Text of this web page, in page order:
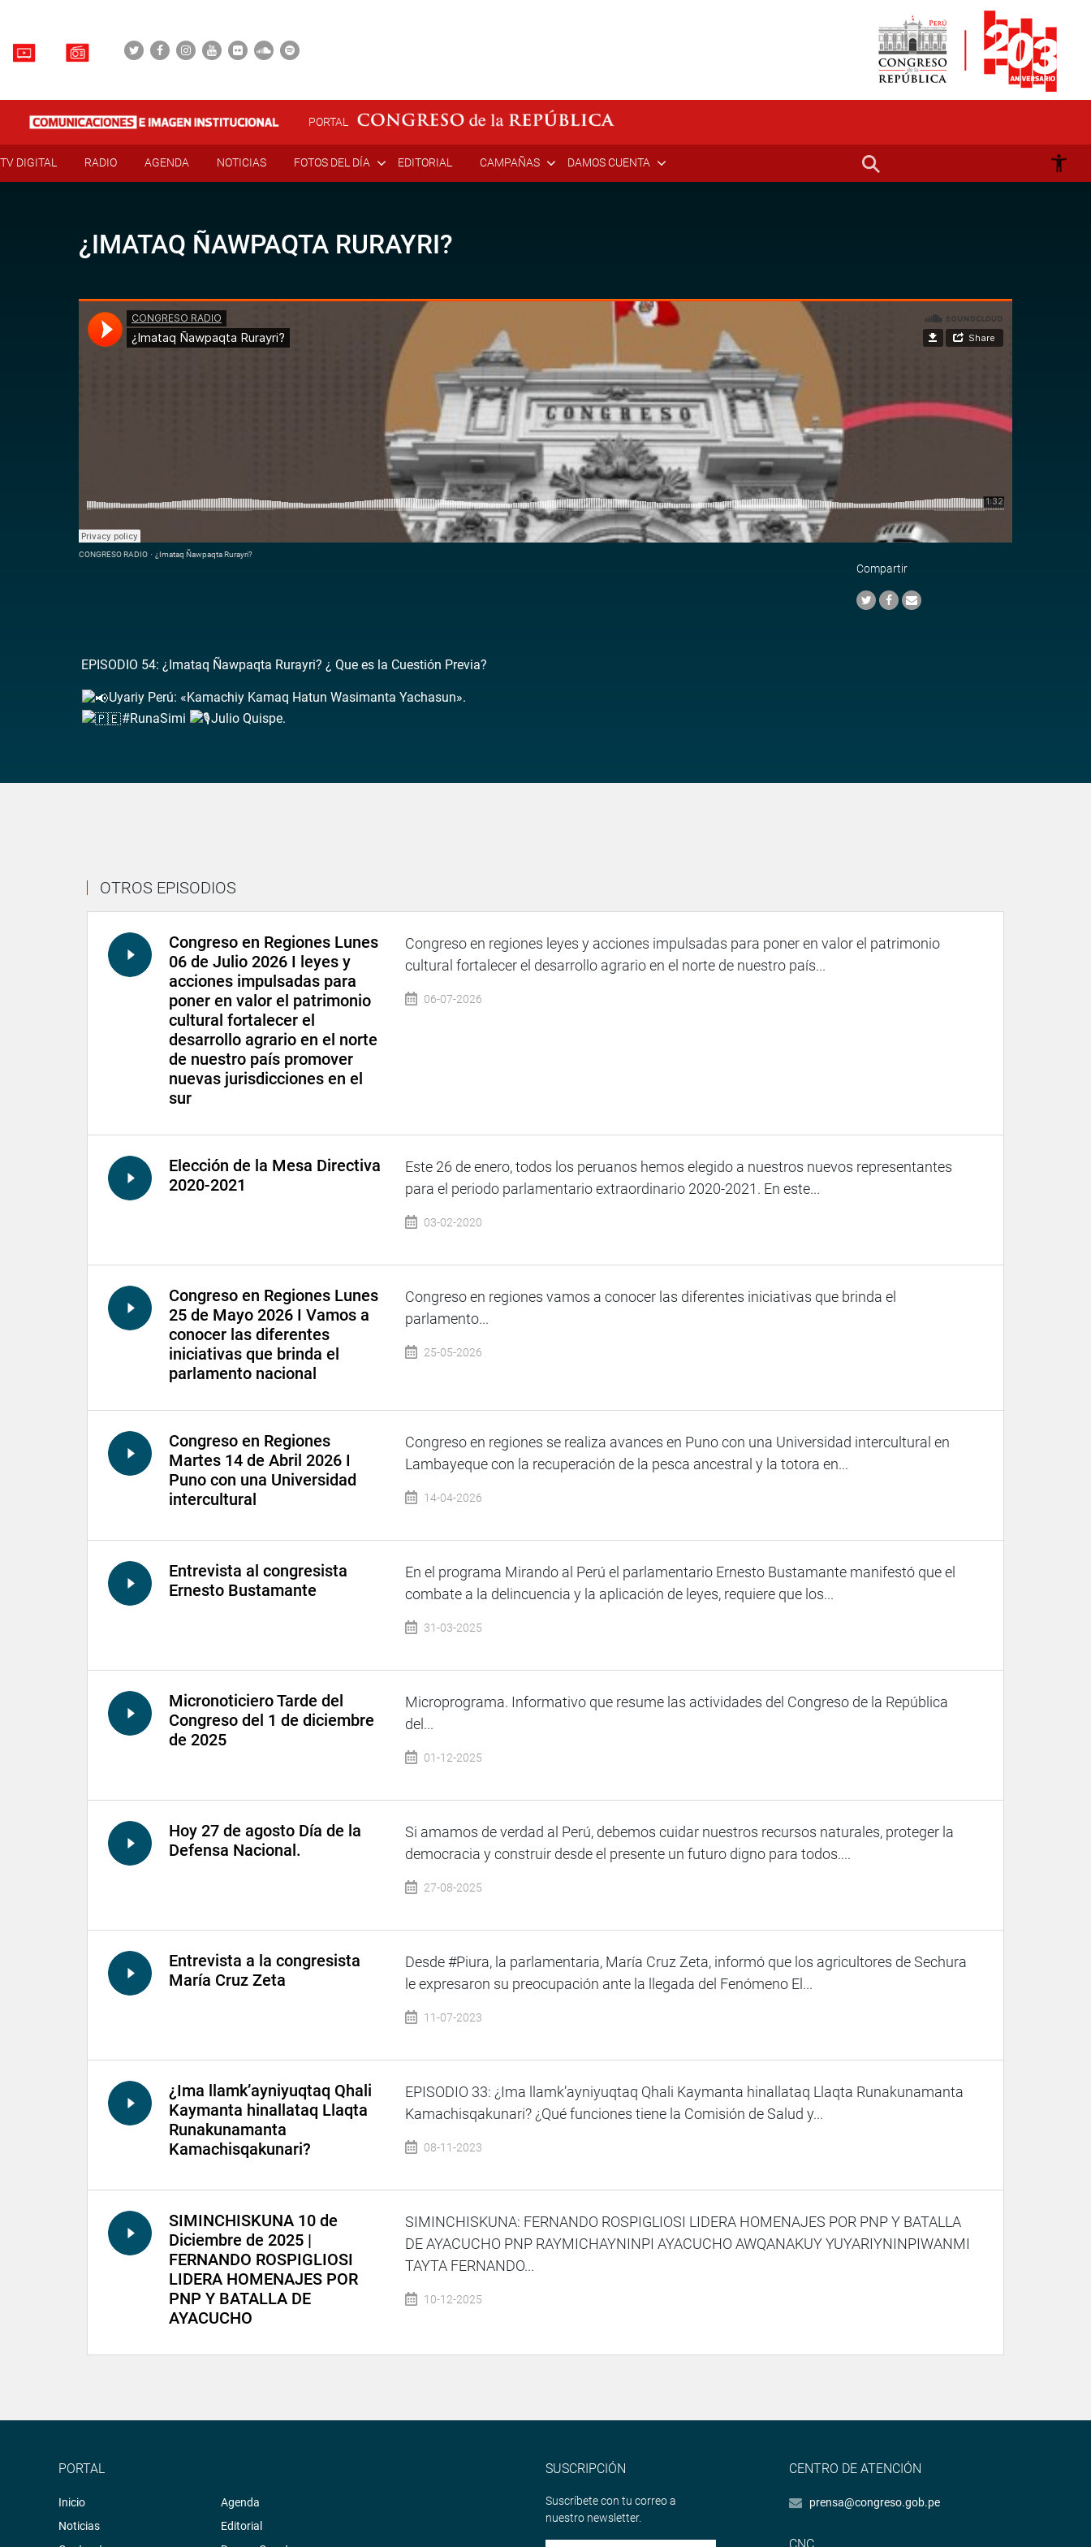
PORTAL
TV DIGITAL RADIO AGENDA NOTICIAS FOTOS DEL DÍA EDITORIAL CAMPAÑAS DAMOS CUENTA
¿IMATAQ ÑAWPAQTA RURAYRI?
CONGRESO RADIO · ¿Imataq Ñawpaqta Rurayri?
Compartir
EPISODIO 54: ¿Imataq Ñawpaqta Rurayri? ¿ Que es la Cuestión Previa?
Uyariy Perú: «Kamachiy Kamaq Hatun Wasimanta Yachasun».
#RunaSimi
Julio Quispe.
OTROS EPISODIOS
Congreso en Regiones Lunes
06 de Julio 2026 I leyes y
acciones impulsadas para
poner en valor el patrimonio
cultural fortalecer el
desarrollo agrario en el norte
de nuestro país promover
nuevas jurisdicciones en el
sur
Congreso en regiones leyes y acciones impulsadas para poner en valor el patrimonio
cultural fortalecer el desarrollo agrario en el norte de nuestro país...
06-07-2026
Elección de la Mesa Directiva
2020-2021
Este 26 de enero, todos los peruanos hemos elegido a nuestros nuevos representantes
para el periodo parlamentario extraordinario 2020-2021. En este...
03-02-2020
Congreso en Regiones Lunes
25 de Mayo 2026 I Vamos a
conocer las diferentes
iniciativas que brinda el
parlamento nacional
Congreso en regiones vamos a conocer las diferentes iniciativas que brinda el
parlamento...
25-05-2026
Congreso en Regiones
Martes 14 de Abril 2026 I
Puno con una Universidad
intercultural
Congreso en regiones se realiza avances en Puno con una Universidad intercultural en
Lambayeque con la recuperación de la pesca ancestral y la totora en...
14-04-2026
Entrevista al congresista
Ernesto Bustamante
En el programa Mirando al Perú el parlamentario Ernesto Bustamante manifestó que el
combate a la delincuencia y la aplicación de leyes, requiere que los...
31-03-2025
Micronoticiero Tarde del
Congreso del 1 de diciembre
de 2025
Microprograma. Informativo que resume las actividades del Congreso de la República
del...
01-12-2025
Hoy 27 de agosto Día de la
Defensa Nacional.
Si amamos de verdad al Perú, debemos cuidar nuestros recursos naturales, proteger la
democracia y construir desde el presente un futuro digno para todos....
27-08-2025
Entrevista a la congresista
María Cruz Zeta
Desde #Piura, la parlamentaria, María Cruz Zeta, informó que los agricultores de Sechura
le expresaron su preocupación ante la llegada del Fenómeno El...
11-07-2023
¿Ima llamk’ayniyuqtaq Qhali
Kaymanta hinallataq Llaqta
Runakunamanta
Kamachisqakunari?
EPISODIO 33: ¿Ima llamk’ayniyuqtaq Qhali Kaymanta hinallataq Llaqta Runakunamanta
Kamachisqakunari? ¿Qué funciones tiene la Comisión de Salud y...
08-11-2023
SIMINCHISKUNA 10 de
Diciembre de 2025 |
FERNANDO ROSPIGLIOSI
LIDERA HOMENAJES POR
PNP Y BATALLA DE
AYACUCHO
SIMINCHISKUNA: FERNANDO ROSPIGLIOSI LIDERA HOMENAJES POR PNP Y BATALLA
DE AYACUCHO PNP RAYMICHAYNINPI AYACUCHO AWQANAKUY YUYARIYNINPIWANMI
TAYTA FERNANDO...
10-12-2025
PORTAL
Inicio
Noticias
Agenda
Editorial
SUSCRIPCIÓN
Suscríbete con tu correo a
nuestro newsletter.
CENTRO DE ATENCIÓN
prensa@congreso.gob.pe